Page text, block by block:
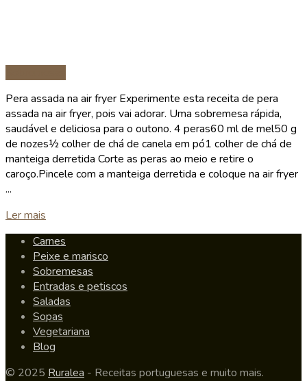
Pera assada na air fryer Experimente esta receita de pera
assada na air fryer, pois vai adorar. Uma sobremesa rápida,
saudável e deliciosa para o outono. 4 peras60 ml de mel50 g
de nozes½ colher de chá de canela em pó1 colher de chá de
manteiga derretida Corte as peras ao meio e retire o
caroço.Pincele com a manteiga derretida e coloque na air fryer
...
Ler mais
Carnes
Peixe e marisco
Sobremesas
Entradas e petiscos
Saladas
Sopas
Vegetariana
Blog
© 2025 Ruralea - Receitas portuguesas e muito mais.